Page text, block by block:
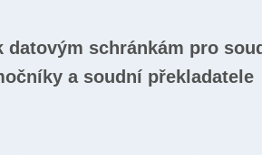
datovým schránkám pro
a soudní překladatele